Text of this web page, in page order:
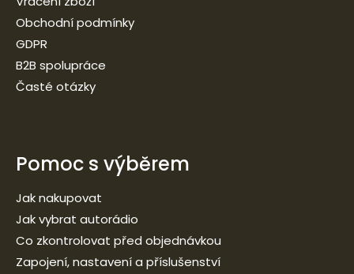
Obchodní podmínky
GDPR
B2B spolupráce
Časté otázky
Pomoc s výběrem
Jak nakupovat
Jak vybrat autorádio
Co zkontrolovat před objednávkou
Zapojení, nastavení a příslušenství